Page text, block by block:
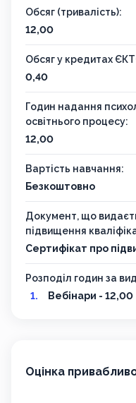
Обсяг (тривалість):
12,00
Обсяг у кредитах
0,40
Годин надання
освітнього процесу:
12,00
Вартість навчання:
Безкоштовно
Документ, що
підвищення
Сертифікат про
Розподіл годин за
Вебінари - 12,00
Оцінка